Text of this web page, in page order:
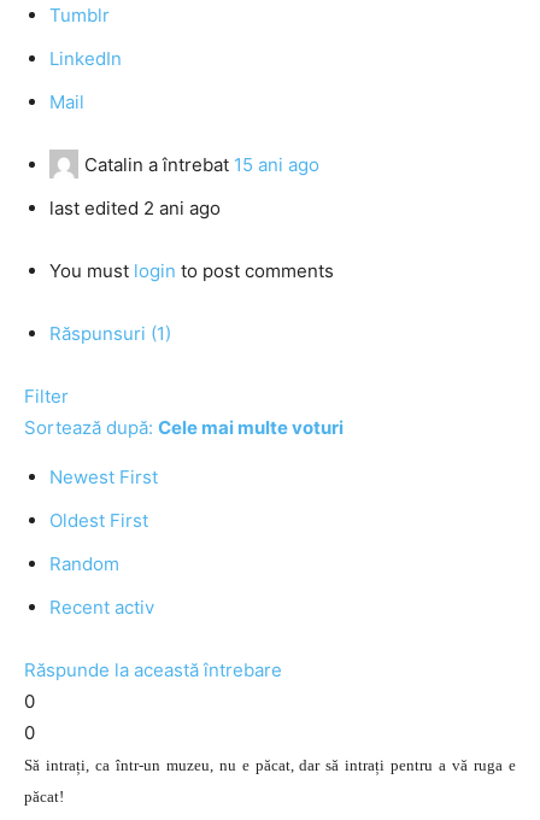
Tumblr
LinkedIn
Mail
Catalin a întrebat 15 ani ago
last edited 2 ani ago
You must login to post comments
Răspunsuri (1)
Filter
Sortează după: Cele mai multe voturi
Newest First
Oldest First
Random
Recent activ
Răspunde la această întrebare
0
0
Să intrați, ca într-un muzeu, nu e păcat, dar să intrați pentru a vă ruga e
păcat!